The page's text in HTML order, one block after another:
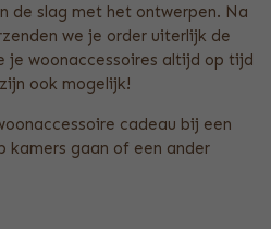
de slag met het ontwerpen. Na
we je order uiterlijk de
je woonaccessoires altijd op tijd
ook mogelijk!
cadeau bij een
kamers gaan of een ander